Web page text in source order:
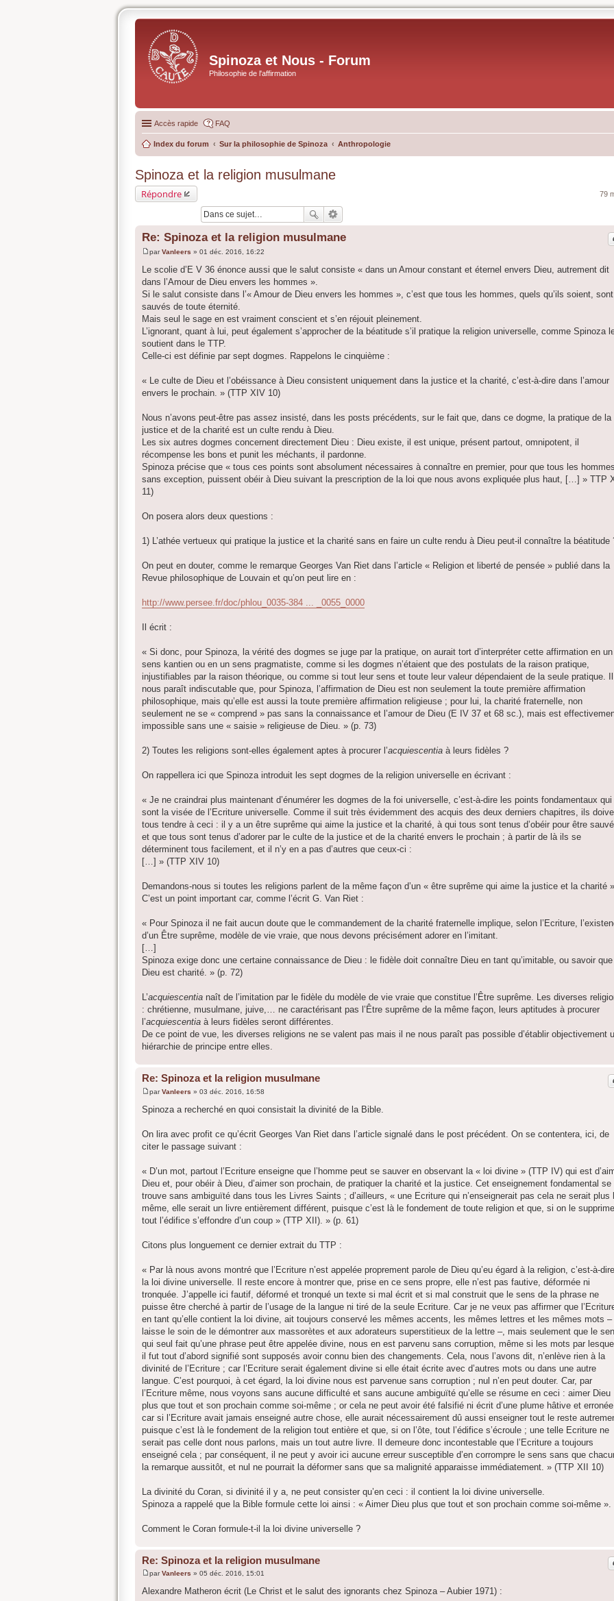
Spinoza et Nous - Forum
Philosophie de l'affirmation
Accès rapide FAQ
Index du forum Sur la philosophie de Spinoza Anthropologie
Spinoza et la religion musulmane
Répondre 79
Re: Spinoza et la religion musulmane
M
s
s
a
g
e
parVanleers » 01 déc. 2016, 16:22
Le scolie d’E V 36 énonce aussi que le salut consiste « dans un Amour constant et éternel envers Dieu, autrement dit
dans l’Amour de Dieu envers les hommes ».
Si le salut consiste dans l’« Amour de Dieu envers les hommes », c’est que tous les hommes, quels qu’ils soient, sont
sauvés de toute éternité.
Mais seul le sage en est vraiment conscient et s’en réjouit pleinement.
L’ignorant, quant à lui, peut également s’approcher de la béatitude s’il pratique la religion universelle, comme Spinoza
soutient dans le TTP.
Celle-ci est définie par sept dogmes. Rappelons le cinquième :
« Le culte de Dieu et l’obéissance à Dieu consistent uniquement dans la justice et la charité, c’est-à-dire dans l’amour
envers le prochain. » (TTP XIV 10)
Nous n’avons peut-être pas assez insisté, dans les posts précédents, sur le fait que, dans ce dogme, la pratique de la
justice et de la charité est un culte rendu à Dieu.
Les six autres dogmes concernent directement Dieu : Dieu existe, il est unique, présent partout, omnipotent, il
récompense les bons et punit les méchants, il pardonne.
Spinoza précise que « tous ces points sont absolument nécessaires à connaître en premier, pour que tous les
sans exception, puissent obéir à Dieu suivant la prescription de la loi que nous avons expliquée plus haut, […] » TTP
11)
On posera alors deux questions :
1) L’athée vertueux qui pratique la justice et la charité sans en faire un culte rendu à Dieu peut-il connaître la béatitude
On peut en douter, comme le remarque Georges Van Riet dans l’article « Religion et liberté de pensée » publié dans la
Revue philosophique de Louvain et qu’on peut lire en :
http://www.persee.fr/doc/phlou_0035-384 ... _0055_0000
Il écrit :
« Si donc, pour Spinoza, la vérité des dogmes se juge par la pratique, on aurait tort d’interpréter cette affirmation en un
sens kantien ou en un sens pragmatiste, comme si les dogmes n’étaient que des postulats de la raison pratique,
injustifiables par la raison théorique, ou comme si tout leur sens et toute leur valeur dépendaient de la seule pratique. Il
nous paraît indiscutable que, pour Spinoza, l’affirmation de Dieu est non seulement la toute première affirmation
philosophique, mais qu’elle est aussi la toute première affirmation religieuse ; pour lui, la charité fraternelle, non
seulement ne se « comprend » pas sans la connaissance et l’amour de Dieu (E IV 37 et 68 sc.), mais est
impossible sans une « saisie » religieuse de Dieu. » (p. 73)
2) Toutes les religions sont-elles également aptes à procurer l’acquiescentia à leurs fidèles ?
On rappellera ici que Spinoza introduit les sept dogmes de la religion universelle en écrivant :
« Je ne craindrai plus maintenant d’énumérer les dogmes de la foi universelle, c’est-à-dire les points fondamentaux qui
sont la visée de l’Ecriture universelle. Comme il suit très évidemment des acquis des deux derniers chapitres, ils
tous tendre à ceci : il y a un être suprême qui aime la justice et la charité, à qui tous sont tenus d’obéir pour être
et que tous sont tenus d’adorer par le culte de la justice et de la charité envers le prochain ; à partir de là ils se
déterminent tous facilement, et il n’y en a pas d’autres que ceux-ci :
[…] » (TTP XIV 10)
Demandons-nous si toutes les religions parlent de la même façon d’un « être suprême qui aime la justice et la charité
C’est un point important car, comme l’écrit G. Van Riet :
« Pour Spinoza il ne fait aucun doute que le commandement de la charité fraternelle implique, selon l’Ecriture,
d’un Être suprême, modèle de vie vraie, que nous devons précisément adorer en l’imitant.
[…]
Spinoza exige donc une certaine connaissance de Dieu : le fidèle doit connaître Dieu en tant qu’imitable, ou savoir que
Dieu est charité. » (p. 72)
L’acquiescentia naît de l’imitation par le fidèle du modèle de vie vraie que constitue l’Être suprême. Les diverses
: chrétienne, musulmane, juive,… ne caractérisant pas l’Être suprême de la même façon, leurs aptitudes à procurer
l’acquiescentia à leurs fidèles seront différentes.
De ce point de vue, les diverses religions ne se valent pas mais il ne nous paraît pas possible d’établir objectivement
hiérarchie de principe entre elles.
Re: Spinoza et la religion musulmane
M
e
s
g
e
parVanleers » 03 déc. 2016, 16:58
Spinoza a recherché en quoi consistait la divinité de la Bible.
On lira avec profit ce qu’écrit Georges Van Riet dans l’article signalé dans le post précédent. On se contentera, ici, de
citer le passage suivant :
« D’un mot, partout l’Ecriture enseigne que l’homme peut se sauver en observant la « loi divine » (TTP IV) qui est
Dieu et, pour obéir à Dieu, d’aimer son prochain, de pratiquer la charité et la justice. Cet enseignement fondamental se
trouve sans ambiguïté dans tous les Livres Saints ; d’ailleurs, « une Ecriture qui n’enseignerait pas cela ne serait plus
même, elle serait un livre entièrement différent, puisque c’est là le fondement de toute religion et que, si on le supprime,
tout l’édifice s’effondre d’un coup » (TTP XII). » (p. 61)
Citons plus longuement ce dernier extrait du TTP :
« Par là nous avons montré que l’Ecriture n’est appelée proprement parole de Dieu qu’eu égard à la religion, c’est-à-
la loi divine universelle. Il reste encore à montrer que, prise en ce sens propre, elle n’est pas fautive, déformée ni
tronquée. J’appelle ici fautif, déformé et tronqué un texte si mal écrit et si mal construit que le sens de la phrase ne
puisse être cherché à partir de l’usage de la langue ni tiré de la seule Ecriture. Car je ne veux pas affirmer que
en tant qu’elle contient la loi divine, ait toujours conservé les mêmes accents, les mêmes lettres et les mêmes mots –
laisse le soin de le démontrer aux massorètes et aux adorateurs superstitieux de la lettre –, mais seulement que le
qui seul fait qu’une phrase peut être appelée divine, nous en est parvenu sans corruption, même si les mots par
il fut tout d’abord signifié sont supposés avoir connu bien des changements. Cela, nous l’avons dit, n’enlève rien à la
divinité de l’Ecriture ; car l’Ecriture serait également divine si elle était écrite avec d’autres mots ou dans une autre
langue. C’est pourquoi, à cet égard, la loi divine nous est parvenue sans corruption ; nul n’en peut douter. Car, par
l’Ecriture même, nous voyons sans aucune difficulté et sans aucune ambiguïté qu’elle se résume en ceci : aimer Dieu
plus que tout et son prochain comme soi-même ; or cela ne peut avoir été falsifié ni écrit d’une plume hâtive et
car si l’Ecriture avait jamais enseigné autre chose, elle aurait nécessairement dû aussi enseigner tout le reste
puisque c’est là le fondement de la religion tout entière et que, si on l’ôte, tout l’édifice s’écroule ; une telle Ecriture ne
serait pas celle dont nous parlons, mais un tout autre livre. Il demeure donc incontestable que l’Ecriture a toujours
enseigné cela ; par conséquent, il ne peut y avoir ici aucune erreur susceptible d’en corrompre le sens sans que
la remarque aussitôt, et nul ne pourrait la déformer sans que sa malignité apparaisse immédiatement. » (TTP XII 10)
La divinité du Coran, si divinité il y a, ne peut consister qu’en ceci : il contient la loi divine universelle.
Spinoza a rappelé que la Bible formule cette loi ainsi : « Aimer Dieu plus que tout et son prochain comme soi-même ».
Comment le Coran formule-t-il la loi divine universelle ?
Re: Spinoza et la religion musulmane
M
s
parVanleers » 05 déc. 2016, 15:01
Alexandre Matheron écrit (Le Christ et le salut des ignorants chez Spinoza – Aubier 1971) :